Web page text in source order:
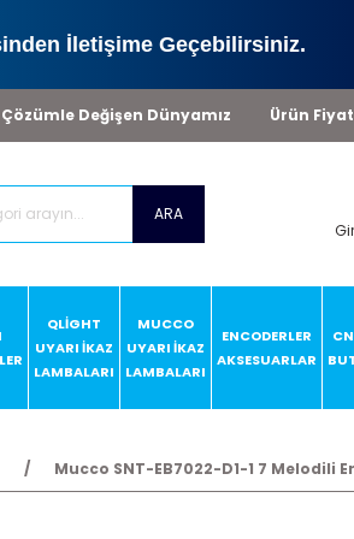
İletişime Geçebilirsiniz.
Çözümle Değişen Dünyamız Ürün
ARA
QLİGHT
UYARI İKAZ
LAMBALARI
MUCCO
UYARI İKAZ
LAMBALARI
ENCODERLER
AKSESUARLAR
Mucco SNT-EB7022-D1-1 7 Melodili